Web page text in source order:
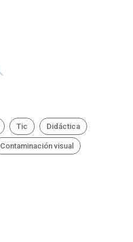
Tic Didáctica
Contaminación visual